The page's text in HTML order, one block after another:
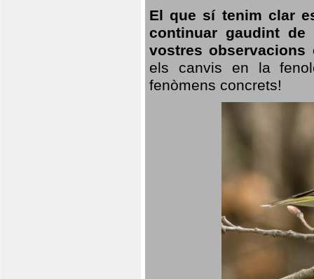
El que sí tenim clar
continuar gaudint
vostres
els canvis en la
fenòmens concrets!